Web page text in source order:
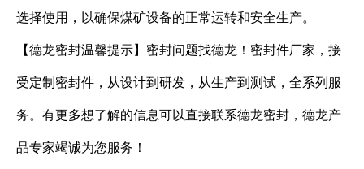
选择使用，以确保煤矿设备的正常运转和安全生产。
【德龙密封温馨提示】密封问题找德龙！密封件厂家，接
受定制密封件，从设计到研发，从生产到测试，全系列服
务。有更多想了解的信息可以直接联系德龙密封，德龙产
品专家竭诚为您服务！